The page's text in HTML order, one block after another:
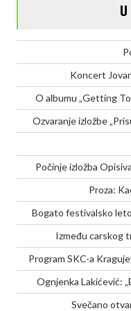
Koncert
O albumu „Getting
Ozvaranje izložbe
Počinje izložba
Proza:
Bogato festivalsko
Između carskog
Program SKC-a
Ognjenka Lakićević:
Svečano